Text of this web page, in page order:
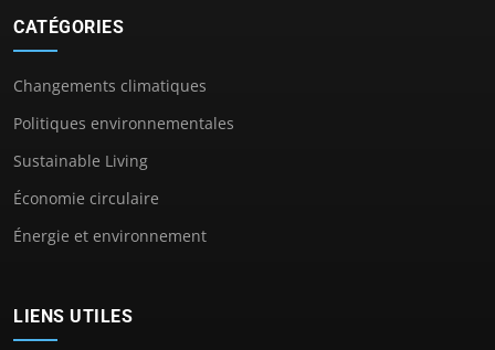
CATÉGORIES
Changements climatiques
Politiques environnementales
Sustainable Living
Économie circulaire
Énergie et environnement
LIENS UTILES